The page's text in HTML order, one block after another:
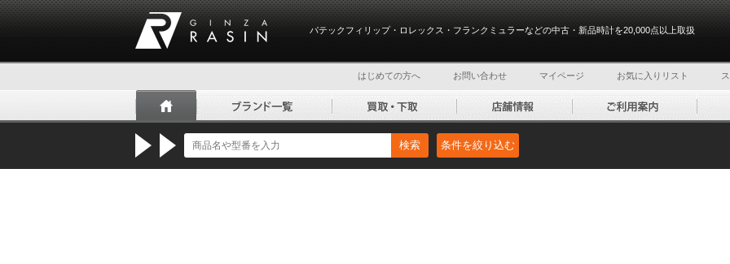
パテックフィリップ・ロレックス・フランクミュラーなどの中古・新品時計を20,000点以上取扱
はじめての方へ お問い合わせ マイページ お気に入りリスト
検索 条件を絞り込む